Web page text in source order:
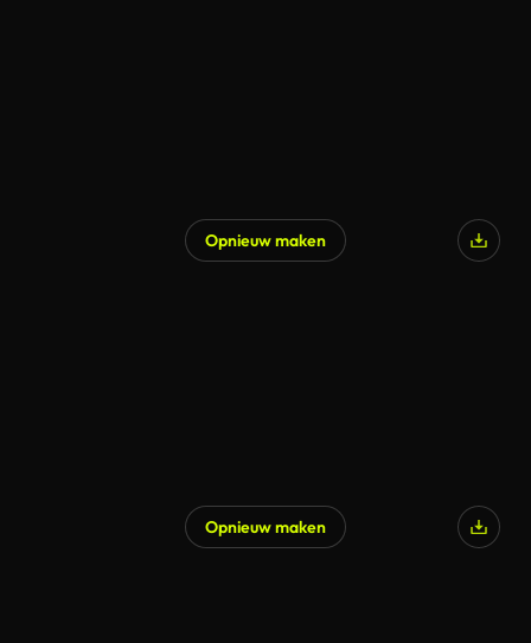
Opnieuw maken
Opnieuw maken